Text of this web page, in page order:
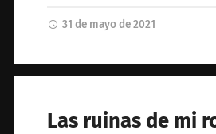
31 de mayo de 2021
Las ruinas de mi